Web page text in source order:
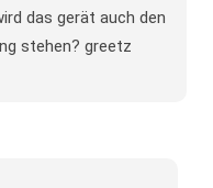
das gerät auch den
stehen? greetz